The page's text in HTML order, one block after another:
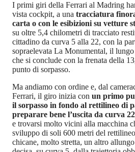
I primi giri della Ferrari al Madring
vista cockpit, a una tracciatura
carta o con le esibizioni su vetture
su oltre 5,4 chilometri di tracciato
cittadino da curva 5 alla 22, con la
sopraelevata La Monumental, il
che si conclude con la frenata della
punto di sorpasso.
Ma andiamo con ordine e, dal
Ferrari, il giro inizia con un primo
il sorpasso in fondo al rettilineo di
preparare bene l’uscita da curva
e trovarsi molto vicini alla macchina
sviluppo di soli 600 metri del
chicane, molto stretta, un altro